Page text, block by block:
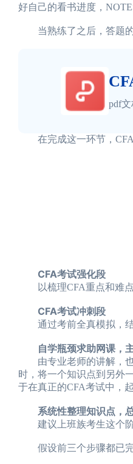
好自己的看书进度，
当熟练了之后，答题的
pdf
在完成这一环节，CFA
CFA考试强化段
以梳理CFA重点和难点
CFA考试冲刺段
通过考前全真模拟，结
自学瓶颈求助网课，主
由专业老师的讲解，也
时，将一个知识点到另外
于在真正的CFA考试中，
系统性整理知识点，
建议上班族考生这个阶
假设前三个步骤都已完